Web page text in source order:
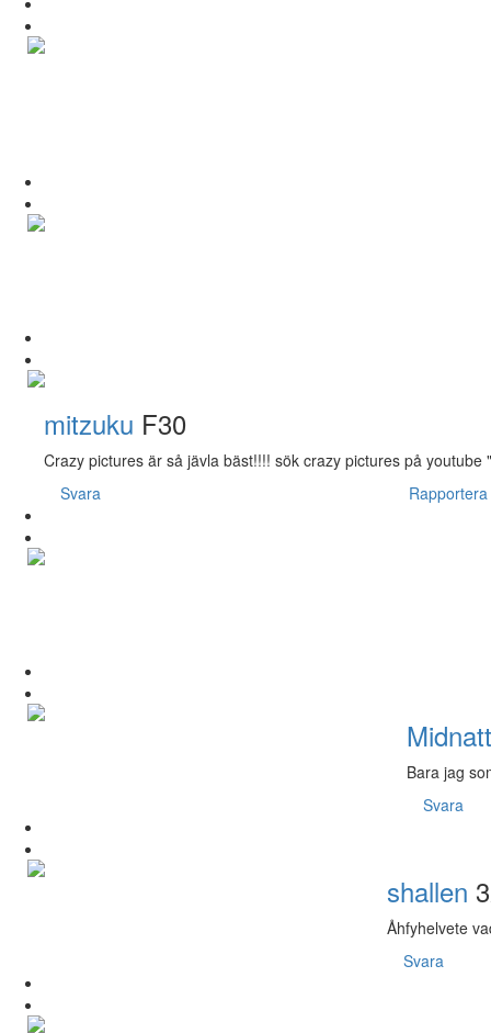
mitzuku F30
Crazy pictures är så jävla bäst!!!! sök crazy pictures på
Svara
Rapportera
Bara jag
Svara
shallen
Åhfyhelvete
Svara